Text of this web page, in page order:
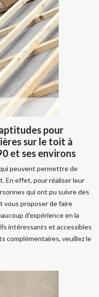
pour
sur le toit à
et ses environs
peuvent permettre de
En effet, pour réaliser leur
qui ont pu suivre des
vous proposer de faire
d'expérience en la
intéressants et accessibles
complémentaires, veuillez le